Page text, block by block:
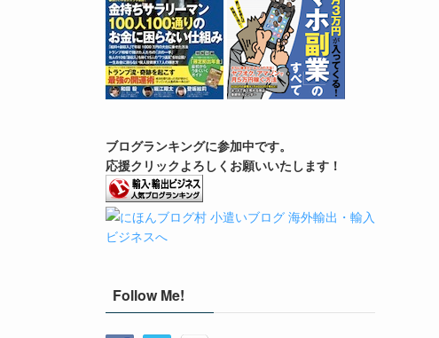
ブログランキングに参加中です。
応援クリックよろしくお願いいたします！
Follow Me!